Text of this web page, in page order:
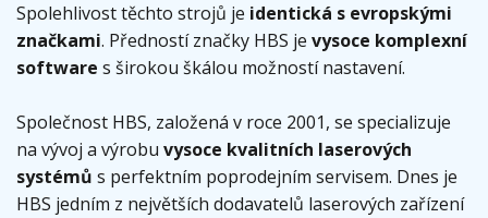
Spolehlivost těchto strojů je identická s evropskými
značkami. Předností značky HBS je vysoce komplexní
software s širokou škálou možností nastavení.
Společnost HBS, založená v roce 2001, se specializuje
na vývoj a výrobu vysoce kvalitních laserových
systémů s perfektním poprodejním servisem. Dnes je
HBS jedním z největších dodavatelů laserových zařízení